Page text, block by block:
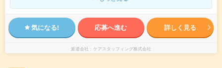
気になる! 応募へ進む 詳しく見る
派遣会社 ケアスタッフィング株式会社